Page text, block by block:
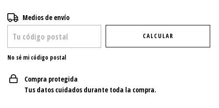
Entregas para el CP:
Medios de envío
CALCULAR
No sé mi código postal
Compra protegida
Tus datos cuidados durante toda la compra.